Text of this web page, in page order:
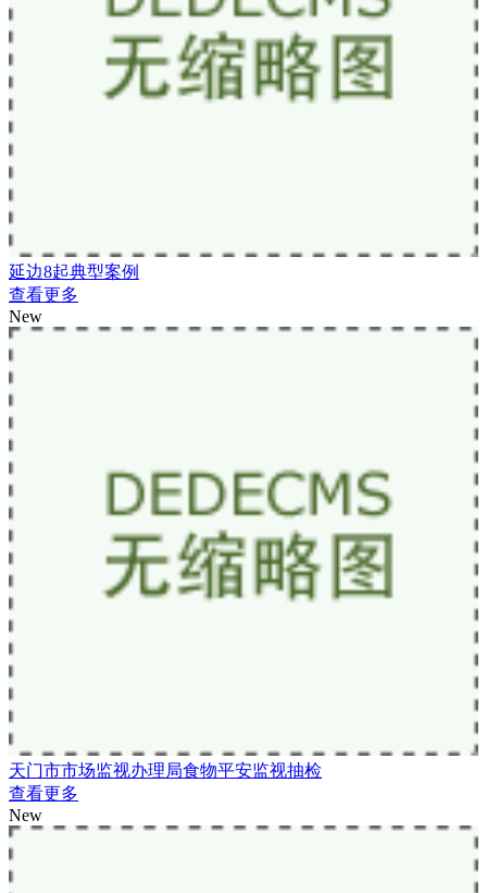
延边8起典型案例
查看更多
New
天门市市场监视办理局食物平安监视抽检
查看更多
New